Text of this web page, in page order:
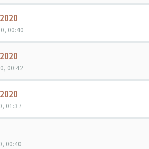
00:40
00:42
01:37
00:40